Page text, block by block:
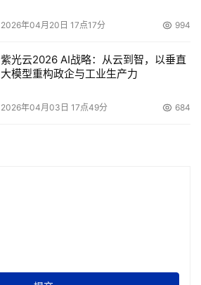
2026年04月20日 17点17分 994
紫光云2026 AI战略：从云到智，以垂直
大模型重构政企与工业生产力
2026年04月03日 17点49分 684